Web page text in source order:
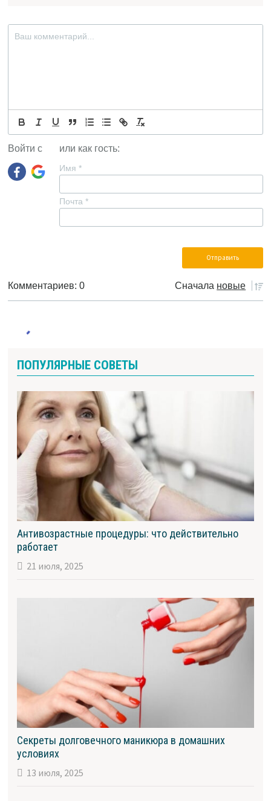
Войти с или как гость:
Имя *
Почта *
Комментариев: 0 Сначала новые
ПОПУЛЯРНЫЕ СОВЕТЫ
Антивозрастные процедуры: что действительно
работает
21 июля, 2025
Секреты долговечного маникюра в домашних
условиях
13 июля, 2025